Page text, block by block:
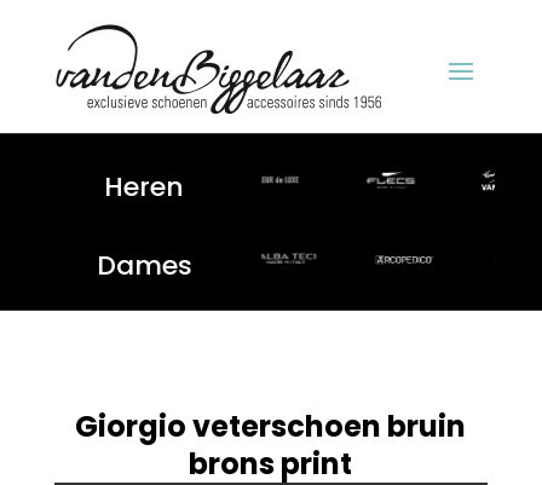
Heren
Dames
Giorgio veterschoen bruin
brons print